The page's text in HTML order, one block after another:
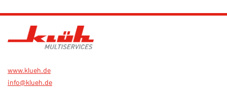
www.klueh.de
info@klueh.de